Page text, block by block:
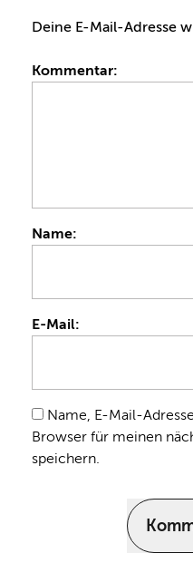
Deine E-Mail-Adresse
Kommentar:
Name:
E-Mail:
Name, E-Mail-
Browser für meinen
speichern.